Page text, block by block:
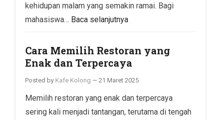
kehidupan malam yang semakin ramai. Bagi
mahasiswa… Baca selanjutnya
Cara Memilih Restoran yang
Enak dan Terpercaya
Posted by Kafe Kolong — 21 Maret 2025
Memilih restoran yang enak dan terpercaya
sering kali menjadi tantangan, terutama di tengah